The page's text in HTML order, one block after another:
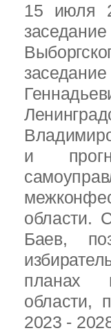
15 июля
и
области.
Баев,
планах
области,
2023 -